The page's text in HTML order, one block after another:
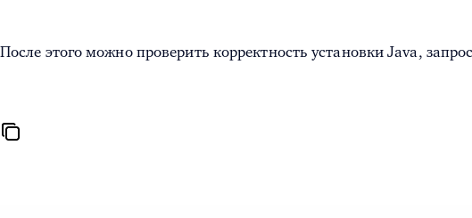
После этого можно проверить корректность установки Java,